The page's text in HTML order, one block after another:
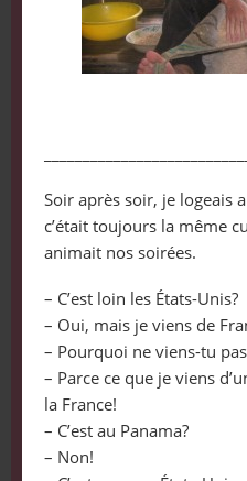
Soir après soir, je logeais
c’était toujours la même
animait nos soirées.
– C’est loin les États-Unis?
– Oui, mais je viens de
– Pourquoi ne viens-tu
– Parce ce que je viens
la France!
– C’est au Panama?
– Non!